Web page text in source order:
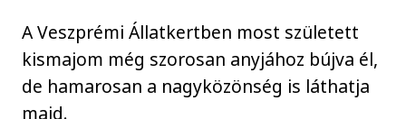
A Veszprémi Állatkertben most született
kismajom még szorosan anyjához bújva él,
de hamarosan a nagyközönség is láthatja
majd.